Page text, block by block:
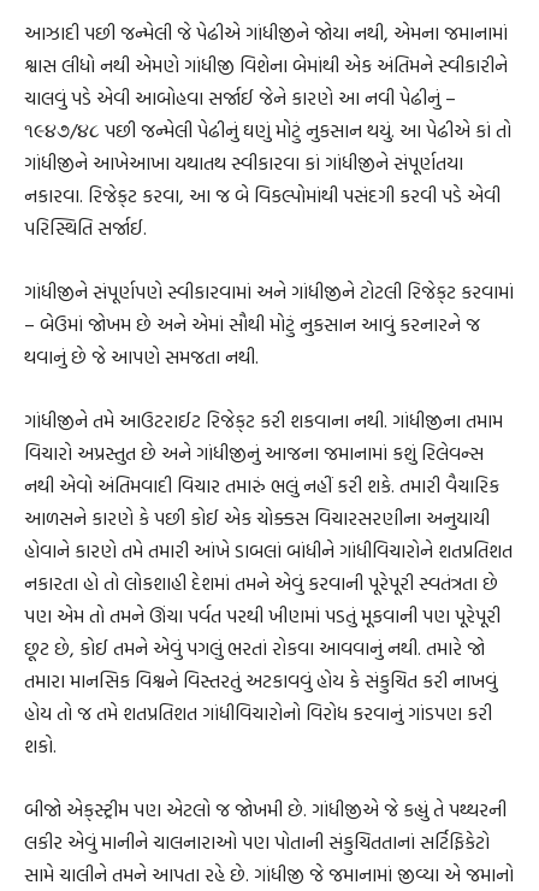
આઝાદી પછી જન્મેલી જે પેઢીએ ગાંધીજીને જોયા નથી, એમના જમાનામાં
શ્વાસ લીધો નથી એમણે ગાંધીજી વિશેના બેમાંથી એક અંતિમને સ્વીકારીને
ચાલવું પડે એવી આબોહવા સર્જાઈ જેને કારણે આ નવી પેઢીનું –
૧૯૪૭/૪૮ પછી જન્મેલી પેઢીનું ઘણું મોટું નુકસાન થયું. આ પેઢીએ કાં તો
ગાંધીજીને આખેઆખા યથાતથ સ્વીકારવા કાં ગાંધીજીને સંપૂર્ણતયા
નકારવા. રિજેક્‌ટ કરવા, આ જ બે વિકલ્પોમાંથી પસંદગી કરવી પડે એવી
પરિસ્થિતિ સર્જાઈ.
ગાંધીજીને સંપૂર્ણપણે સ્વીકારવામાં અને ગાંધીજીને ટોટલી રિજેક્‌ટ કરવામાં
– બેઉમાં જોખમ છે અને એમાં સૌથી મોટું નુકસાન આવું કરનારને જ
થવાનું છે જે આપણે સમજતા નથી.
ગાંધીજીને તમે આઉટરાઈટ રિજેક્‌ટ કરી શકવાના નથી. ગાંધીજીના તમામ
વિચારો અપ્રસ્તુત છે અને ગાંધીજીનું આજના જમાનામાં કશું રિલેવન્સ
નથી એવો અંતિમવાદી વિચાર તમારું ભલું નહીં કરી શકે. તમારી વૈચારિક
આળસને કારણે કે પછી કોઈ એક ચોક્કસ વિચારસરણીના અનુયાયી
હોવાને કારણે તમે તમારી આંખે ડાબલાં બાંધીને ગાંધીવિચારોને શતપ્રતિશત
નકારતા હો તો લોકશાહી દેશમાં તમને એવું કરવાની પૂરેપૂરી સ્વતંત્રતા છે
પણ એમ તો તમને ઊંચા પર્વત પરથી ખીણમાં પડતું મૂકવાની પણ પૂરેપૂરી
છૂટ છે, કોઈ તમને એવું પગલું ભરતાં રોકવા આવવાનું નથી. તમારે જો
તમારા માનસિક વિશ્વને વિસ્તરતું અટકાવવું હોય કે સંકુચિત કરી નાખવું
હોય તો જ તમે શતપ્રતિશત ગાંધીવિચારોનો વિરોધ કરવાનું ગાંડપણ કરી
શકો.
બીજો એક્‌સ્ટ્રીમ પણ એટલો જ જોખમી છે. ગાંધીજીએ જે કહ્યું તે પથ્થરની
લકીર એવું માનીને ચાલનારાઓ પણ પોતાની સંકુચિતતાનાં સર્ટિફિકેટો
સામે ચાલીને તમને આપતા રહે છે. ગાંધીજી જે જમાનામાં જીવ્યા એ જમાનો